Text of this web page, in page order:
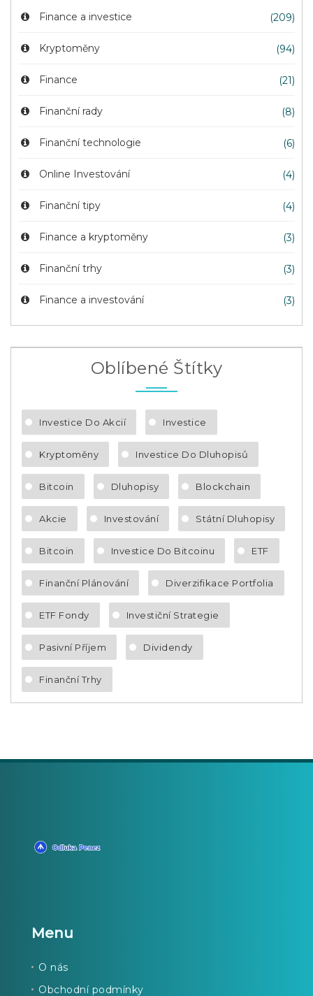
Finance a investice (209)
Kryptoměny (94)
Finance (21)
Finanční rady (8)
Finanční technologie (6)
Online Investování (4)
Finanční tipy (4)
Finance a kryptoměny (3)
Finanční trhy (3)
Finance a investování (3)
Oblíbené Štítky
Investice Do Akcií Investice
Kryptoměny Investice Do Dluhopisů
Bitcoin Dluhopisy Blockchain
Akcie Investování Státní Dluhopisy
Bitcoin Investice Do Bitcoinu ETF
Finanční Plánování Diverzifikace Portfolia
ETF Fondy Investiční Strategie
Pasivní Příjem Dividendy
Finanční Trhy
Menu
O nás
Obchodní podmínky